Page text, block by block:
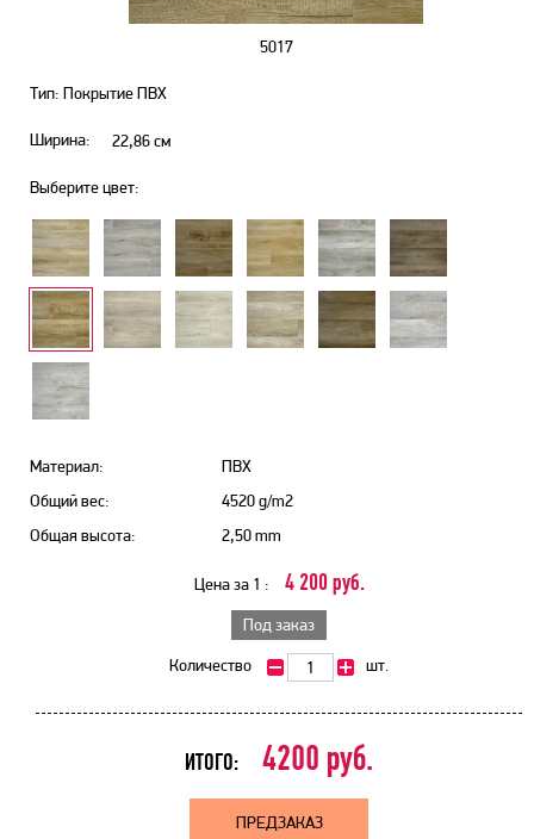
5017
Тип: Покрытие ПВХ
Ширина: 22,86см
Выберите цвет:
Материал:
ПВХ
Общий вес:
4520 g/m2
Общая высота:
2,50 mm
Цена за 1 : 4 200 руб.
Под заказ
Количество шт.
ИТОГО: 4200 руб.
ПРЕДЗАКАЗ